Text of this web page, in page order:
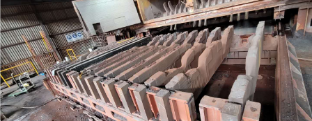
cuando trabaja. Hard-Plate tiene una amplia experiencia
y ofrece soluciones personalizadas para proporcionar
hardfacing a medida...